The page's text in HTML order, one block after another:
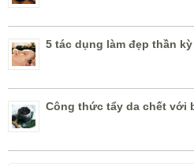
5 tác dụng làm đẹp thần
Công thức tẩy da chết với